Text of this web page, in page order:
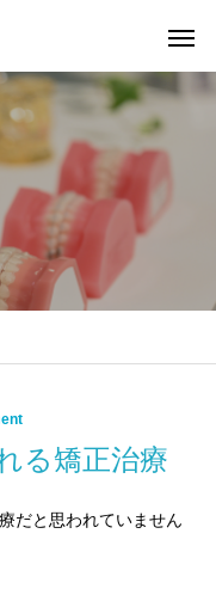
未分類
お手軽にむし歯、歯周
る矯正治療
だと思われていません